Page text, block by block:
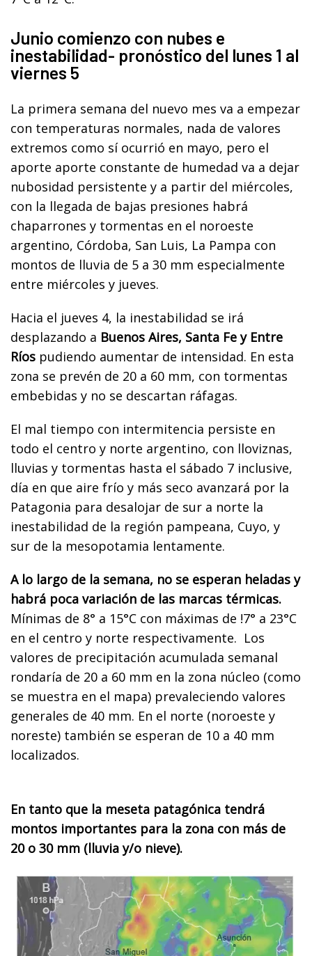
Junio comienzo con nubes e
inestabilidad- pronóstico del lunes 1 al
viernes 5
La primera semana del nuevo mes va a empezar
con temperaturas normales, nada de valores
extremos como sí ocurrió en mayo, pero el
aporte aporte constante de humedad va a dejar
nubosidad persistente y a partir del miércoles,
con la llegada de bajas presiones habrá
chaparrones y tormentas en el noroeste
argentino, Córdoba, San Luis, La Pampa con
montos de lluvia de 5 a 30 mm especialmente
entre miércoles y jueves.
Hacia el jueves 4, la inestabilidad se irá
desplazando a Buenos Aires, Santa Fe y Entre
Ríos pudiendo aumentar de intensidad. En esta
zona se prevén de 20 a 60 mm, con tormentas
embebidas y no se descartan ráfagas.
El mal tiempo con intermitencia persiste en
todo el centro y norte argentino, con lloviznas,
lluvias y tormentas hasta el sábado 7 inclusive,
día en que aire frío y más seco avanzará por la
Patagonia para desalojar de sur a norte la
inestabilidad de la región pampeana, Cuyo, y
sur de la mesopotamia lentamente.
A lo largo de la semana, no se esperan heladas y
habrá poca variación de las marcas térmicas.
Mínimas de 8° a 15°C con máximas de !7° a 23°C
en el centro y norte respectivamente. Los
valores de precipitación acumulada semanal
rondaría de 20 a 60 mm en la zona núcleo (como
se muestra en el mapa) prevaleciendo valores
generales de 40 mm. En el norte (noroeste y
noreste) también se esperan de 10 a 40 mm
localizados.
En tanto que la meseta patagónica tendrá
montos importantes para la zona con más de
20 o 30 mm (lluvia y/o nieve).